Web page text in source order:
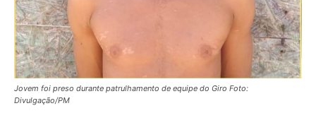
Jovem foi preso durante patrulhamento de equipe do Giro Foto:
Divulgação/PM